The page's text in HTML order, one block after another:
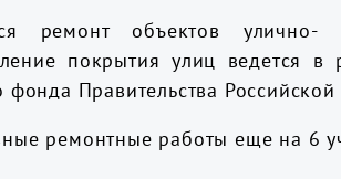
ремонт объектов улично-
покрытия улиц ведется
фонда Правительства
ремонтные работы еще на 6